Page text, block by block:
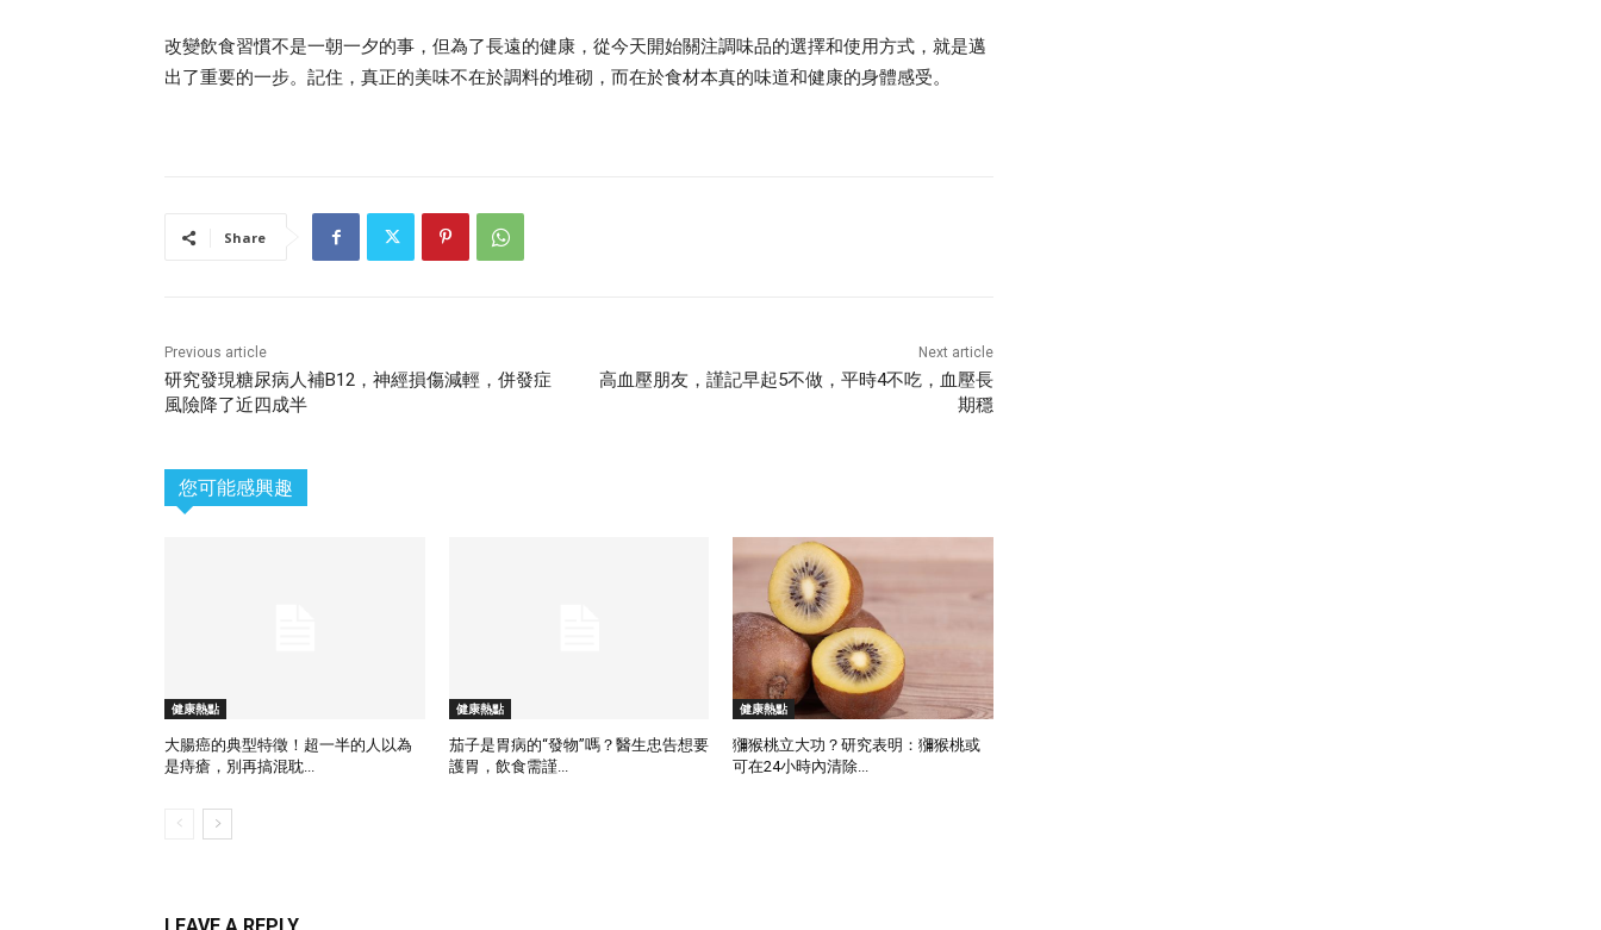
改變飲食習慣不是一朝一夕的事，但為了長遠的健康，從今天開始關注調味品的選擇和使用方式，就是邁
出了重要的一步。記住，真正的美味不在於調料的堆砌，而在於食材本真的味道和健康的身體感受。
Share
Previous article
研究發現糖尿病人補B12，神經損傷減輕，併發症
風險降了近四成半
Next article
高血壓朋友，謹記早起5不做，平時4不吃，血壓長
期穩
您可能感興趣
健康熱點
大腸癌的典型特徵！超一半的人以為
是痔瘡，別再搞混耽...
健康熱點
茄子是胃病的“發物”嗎？醫生忠告想要
護胃，飲食需謹...
健康熱點
獼猴桃立大功？研究表明：獼猴桃或
可在24小時內清除...